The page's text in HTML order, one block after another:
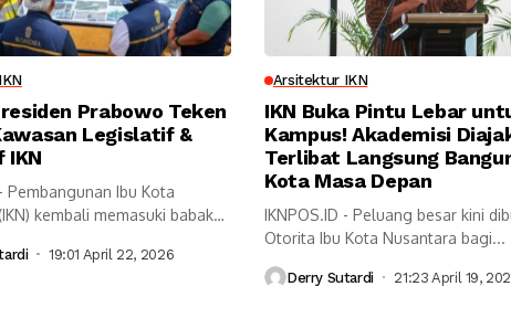
Prabowo Teken
Legislatif &
IKN
Pembangunan Ibu Kota
kembali memasuki babak
19:01 April 22, 2026
Arsitektur IKN
IKN Buka Pintu Lebar
Kampus! Akademisi
Terlibat Langsung
Kota Masa Depan
IKNPOS.ID - Peluang besar kini
Otorita Ibu Kota Nusantara bagi...
Derry Sutardi 21:23 April 19,